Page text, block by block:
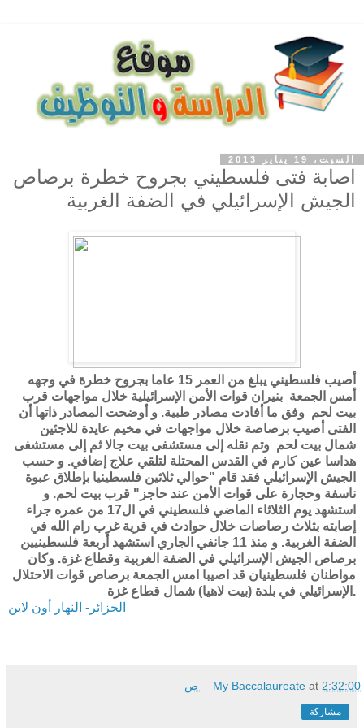
السبت، 19 يناير 2013
اصابة فتى فلسطيني بجروح خطرة برصاص
الجيش الإسرائيلي في الضفة الغربية
أصيب فلسطيني يبلغ من العمر 15 عاما بجروح خطرة في وجهه
أمس الجمعة بنيران قوات الأمن الإسرائيلية خلال مواجهات قرب
بيت لحم وفق ما أفادت مصادر طبية. و أوضحت المصادر ذاتها أن
الفتى أصيب برصاصة خلال مواجهات في مخيم عايدة للاجئين
شمال بيت لحم وتم نقله إلى مستشفى بيت جالا ثم إلى مستشفى
هداسا عين كارم في القدس المحتلة لتلقي علاج إضافي. و حسب
الجيش الإسرائيلي فقد قام "حوالي ثلاثين فلسطينيا بإطلاق عبوة
ناسفة وحجارة على قوات الأمن عند حاجز" قرب بيت لحم. و
استشهد يوم الثلاثاء الماضي فلسطيني في ال17 من عمره جراء
إصابته بثلاث رصاصات خلال حوادث في قرية غرب رام الله في
الضفة الغربية. و منذ 11 جانفي الجاري استشهد أربعة فلسطينيين
برصاص الجيش الإسرائيلي في الضفة الغربية وقطاع غزة. وكان
مواطنان فلسطينيان قد اصيبا امس الجمعة برصاص قوات الاحتلال
الإسرائيلي في بلدة (بيت لاهيا) شمال قطاع غزة.
الجزائر- النهار أون لاين
My Baccalaureateat 2:32:00 ص
مشاركة